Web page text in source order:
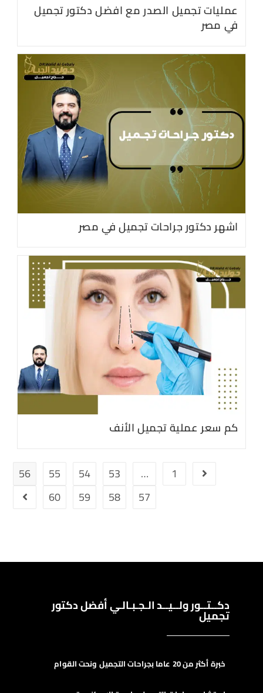
عمليات تجميل الصدر مع افضل دكتور تجميل
في مصر
اشهر دكتور جراحات تجميل في مصر
كم سعر عملية تجميل الأنف
1
…
53
54
55
56
57
58
59
60
دكــتــور ولــيــد الـجـبـالـي أفضل دكتور
تجميل
خبرة أكثر من 20 عاما بجراحات التجميل ونحت القوام